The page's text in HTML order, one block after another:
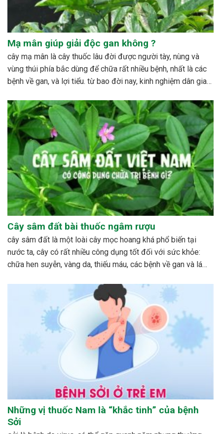
Mạ mân giúp giải độc gan không ?
cây mạ mân là cây thuốc lâu đời được người tày, nùng và
vùng thúi phía bắc dùng để chữa rất nhiều bệnh, nhất là các
bệnh về gan, và lợi tiểu. từ bao đời nay, kinh nghiệm dân gian
Cây sâm đất bài thuốc ngâm rượu
cây sâm đất là một loài cây mọc hoang khá phổ biến tại
nước ta, cây có rất nhiều công dụng tốt đối với sức khỏe:
chữa hen suyễn, vàng da, thiếu máu, các bệnh về gan và lá
Những vị thuốc Nam là “khắc tinh” của bệnh
Sởi